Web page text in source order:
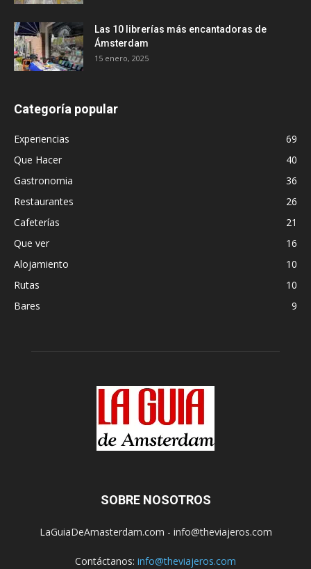
Las 10 librerías más encantadoras de
Ámsterdam
15 enero, 2025
Categoría popular
Experiencias
69
Que Hacer
40
Gastronomia
36
Restaurantes
26
Cafeterías
21
Que ver
16
Alojamiento
10
Rutas
10
Bares
9
SOBRE NOSOTROS
LaGuiaDeAmasterdam.com - info@theviajeros.com
Contáctanos: info@theviajeros.com